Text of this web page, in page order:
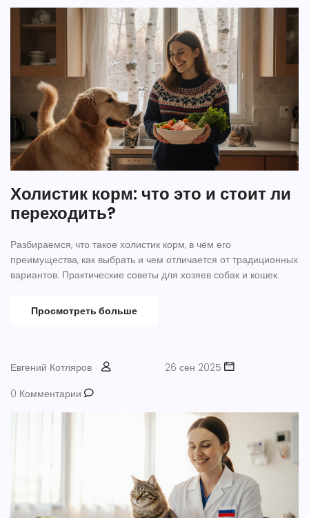
Холистик корм: что это и стоит ли
переходить?
Разбираемся, что такое холистик корм, в чём его
преимущества, как выбрать и чем отличается от традиционных
вариантов. Практические советы для хозяев собак и кошек.
Просмотреть больше
Евгений Котляров
26 сен 2025
0 Комментарии